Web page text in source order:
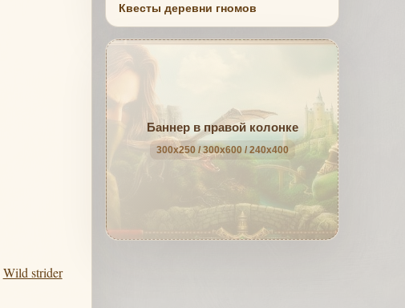
Wild strider
Квесты деревни гномов
Баннер в правой колонке
300x250 / 300x600 / 240x400